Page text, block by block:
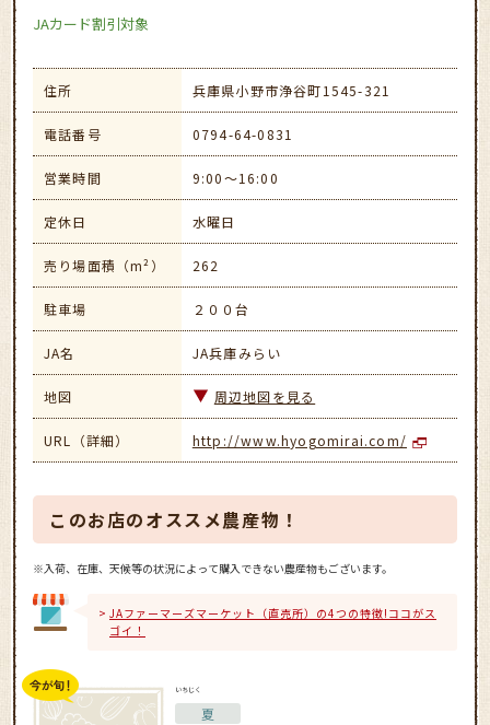
JAカード割引対象
住所 兵庫県小野市浄谷町1545-321
電話番号 0794-64-0831
営業時間 9:00～16:00
定休日 水曜日
売り場面積（m²） 262
駐車場 ２００台
JA名 JA兵庫みらい
地図 周辺地図を見る
URL（詳細） http://www.hyogomirai.com/
このお店のオススメ農産物！
※入荷、在庫、天候等の状況によって購入できない農産物もございます。
JAファーマーズマーケット（直売所）の4つの特徴!ココがス
ゴイ！
いちじく
夏